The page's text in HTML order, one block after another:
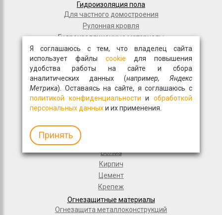
Гидроизоляция пола
Для частного домостроения
Рулонная кровля
Гидроизоляционные материалы
Дорожное строительство
Полимерные мембраны
Мастики и праймеры
Общестрой
Фасадная плитка
Перемычки
Древесно-волокнистые материалы
Волма
Кирпич
Цемент
Крепеж
Огнезащитные материалы
Огнезащита металлоконструкций
Я соглашаюсь с тем, что владелец сайта
использует файлы cookie для повышения
удобства работы на сайте и сбора
аналитических данных (например, Яндекс
Метрика). Оставаясь на сайте, я соглашаюсь с
политикой конфиденциальности иобработкой
персональных данныхи их применения.
Принять